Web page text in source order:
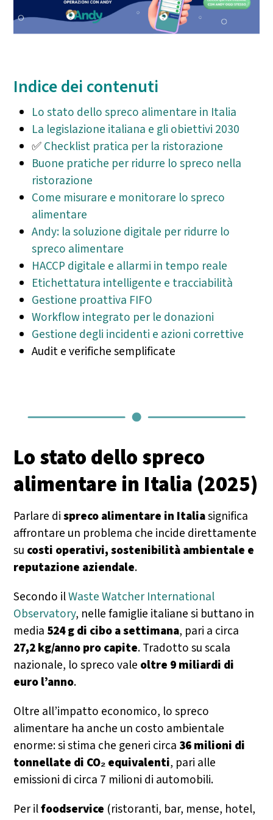
Indice dei contenuti
Lo stato dello spreco alimentare in Italia
La legislazione italiana e gli obiettivi 2030
✅Checklist pratica per la ristorazione
Buone pratiche per ridurre lo spreco nella
ristorazione
Come misurare e monitorare lo spreco
alimentare
Andy: la soluzione digitale per ridurre lo
spreco alimentare
HACCP digitale e allarmi in tempo reale
Etichettatura intelligente e tracciabilità
Gestione proattiva FIFO
Workflow integrato per le donazioni
Gestione degli incidenti e azioni correttive
Audit e verifiche semplificate
Lo stato dello spreco
alimentare in Italia (2025)
Parlare dispreco alimentare in Italiasignifica
affrontare un problema che incide direttamente
su costi operativi, sostenibilità ambientale e
reputazione aziendale.
Secondo ilWaste Watcher International
Observatory, nelle famiglie italiane si buttano in
media 524 g di cibo a settimana, pari a circa
27,2 kg/anno pro capite. Tradotto su scala
nazionale, lo spreco vale oltre 9 miliardi di
euro l’anno.
Oltre all’impatto economico, lo spreco
alimentare ha anche un costo ambientale
enorme: si stima che generi circa 36 milioni di
tonnellate di CO₂ equivalenti, pari alle
emissioni di circa 7 milioni di automobili.
Per ilfoodservice (ristoranti, bar, mense, hotel,